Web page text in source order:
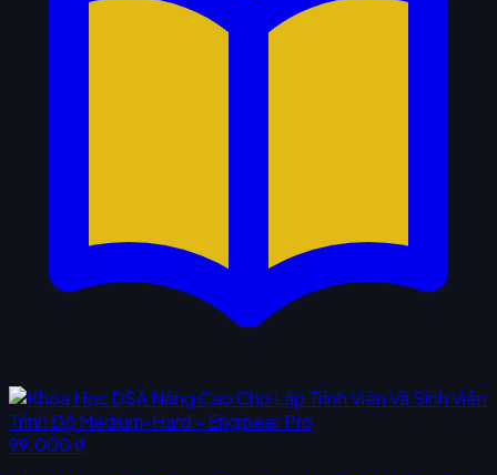
99.000 ₫